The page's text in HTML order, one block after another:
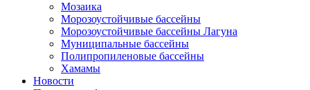
Мозаика
Морозоустойчивые бассейны
Морозоустойчивые бассейны Лагуна
Муниципальные бассейны
Полипропиленовые бассейны
Хамамы
Новости